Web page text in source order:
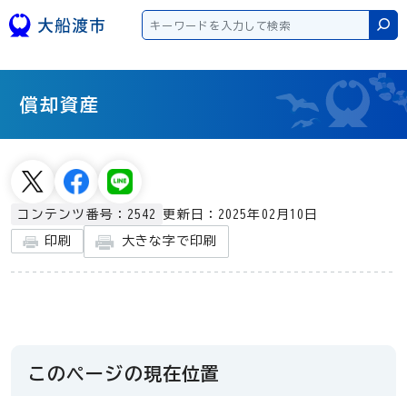
検索
償却資産
コンテンツ番号：2542 更新日：2025年02月10日
印刷 大きな字で印刷
このページの現在位置